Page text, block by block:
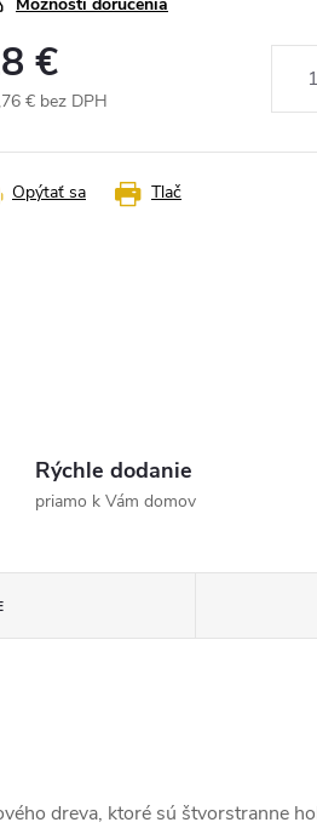
€
€ bez DPH
Tlač
Opýtať sa
Rýchle dodanie
priamo k Vám domov
dreva, ktoré sú štvorstranne